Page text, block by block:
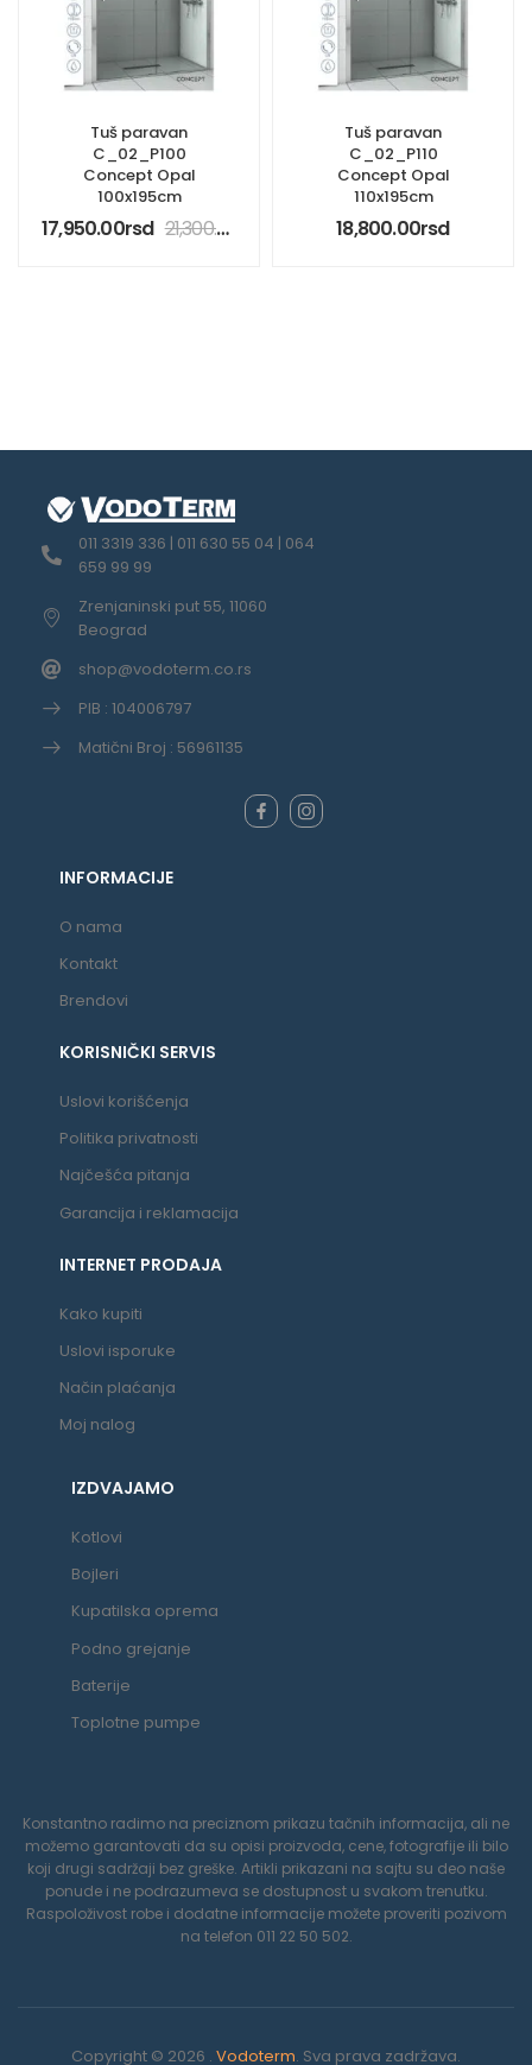
Tuš paravan
C_02_P100
Concept Opal
100x195cm
17,950.00rsd 21,300.00
Tuš paravan
C_02_P110
Concept Opal
110x195cm
18,800.00rsd
011 3319 336 | 011 630 55 04 | 064
659 99 99
Zrenjaninski put 55, 11060
Beograd
shop@vodoterm.co.rs
PIB : 104006797
Matični Broj : 56961135
INFORMACIJE
O nama
Kontakt
Brendovi
KORISNIČKI SERVIS
Uslovi korišćenja
Politika privatnosti
Najčešća pitanja
Garancija i reklamacija
INTERNET PRODAJA
Kako kupiti
Uslovi isporuke
Način plaćanja
Moj nalog
IZDVAJAMO
Kotlovi
Bojleri
Kupatilska oprema
Podno grejanje
Baterije
Toplotne pumpe
Konstantno radimo na preciznom prikazu tačnih informacija, ali ne
možemo garantovati da su opisi proizvoda, cene, fotografije ili bilo
koji drugi sadržaji bez greške. Artikli prikazani na sajtu su deo naše
ponude i ne podrazumeva se dostupnost u svakom trenutku.
Raspoloživost robe i dodatne informacije možete proveriti pozivom
na telefon 011 22 50 502.
Copyright © 2026 . Vodoterm. Sva prava zadržava.